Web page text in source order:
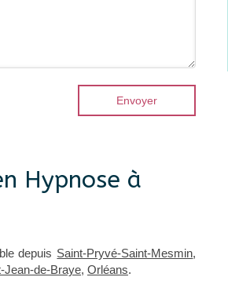
Envoyer
Hypnose à
depuis Saint-Pryvé-Saint-Mesmin,
Jean-de-Braye, Orléans.